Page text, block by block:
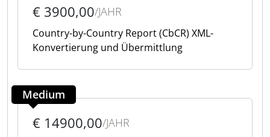
€ 3900,00/JAHR
Country-by-Country Report (CbCR) XML-
Konvertierung und Übermittlung
Medium
€ 14900,00/JAHR